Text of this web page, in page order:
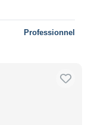
Professionnel